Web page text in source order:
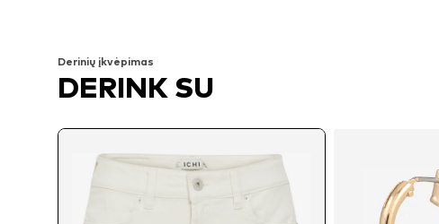
Derinių įkvėpimas
DERINK SU